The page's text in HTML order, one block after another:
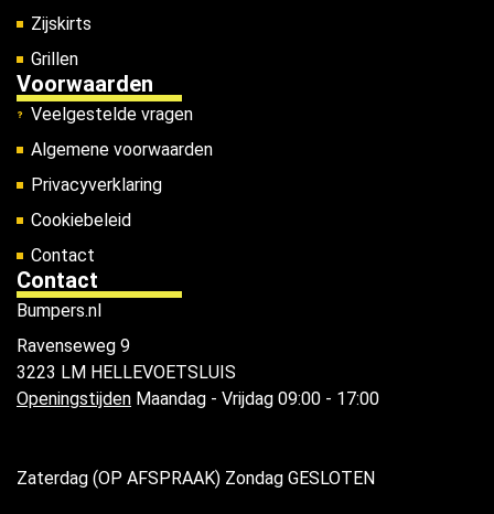
Zijskirts
Grillen
Voorwaarden
Veelgestelde vragen
Algemene voorwaarden
Privacyverklaring
Cookiebeleid
Contact
Contact
Bumpers.nl
Ravenseweg 9
3223 LM HELLEVOETSLUIS
Openingstijden Maandag - Vrijdag 09:00 - 17:00
Zaterdag (OP AFSPRAAK) Zondag GESLOTEN